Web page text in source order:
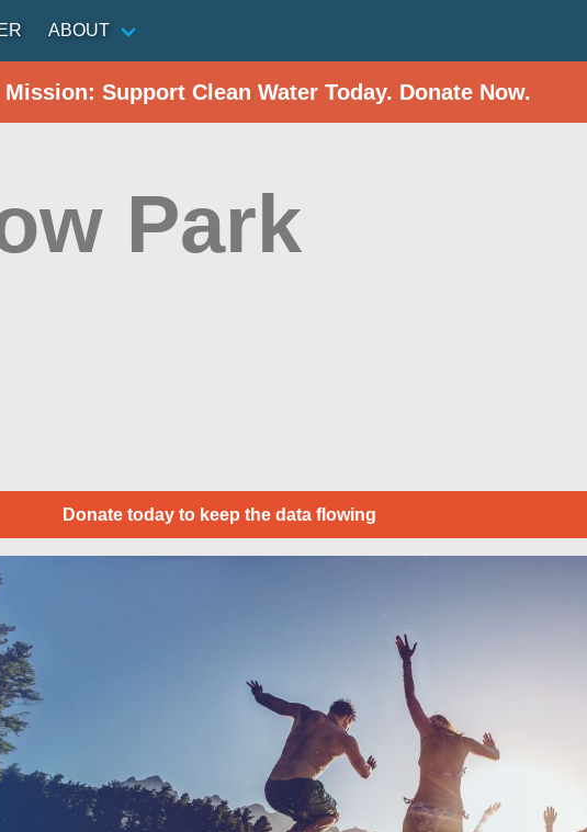
ABOUT
Support Clean Water Today. Donate Now.
Park
Donate today to keep the data flowing